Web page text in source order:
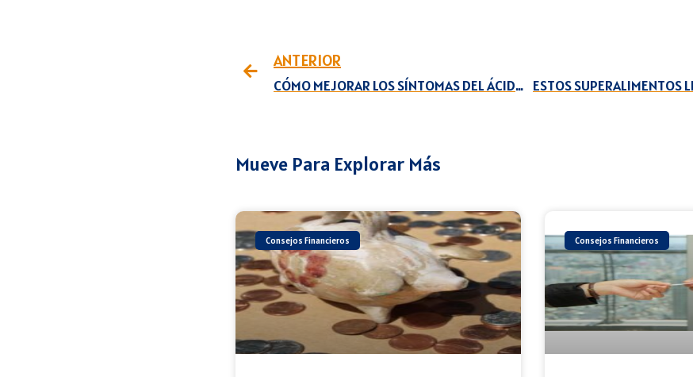
ANTERIOR
CÓMO MEJORAR LOS SÍNTOMAS DEL ÁCIDO ÚRICO ALTO
Mueve Para Explorar Más
Consejos Financieros Consejos Financieros